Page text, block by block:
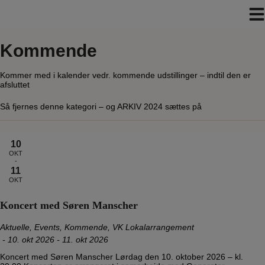
Kommende
Kommer med i kalender vedr. kommende udstillinger – indtil den er
afsluttet
Så fjernes denne kategori – og ARKIV 2024 sættes på
10
OKT
-
11
OKT
Koncert med Søren Manscher
Aktuelle Events Kommende VK Lokalarrangement
- 10. okt 2026 - 11. okt 2026
Koncert med Søren Manscher Lørdag den 10. oktober 2026 – kl.